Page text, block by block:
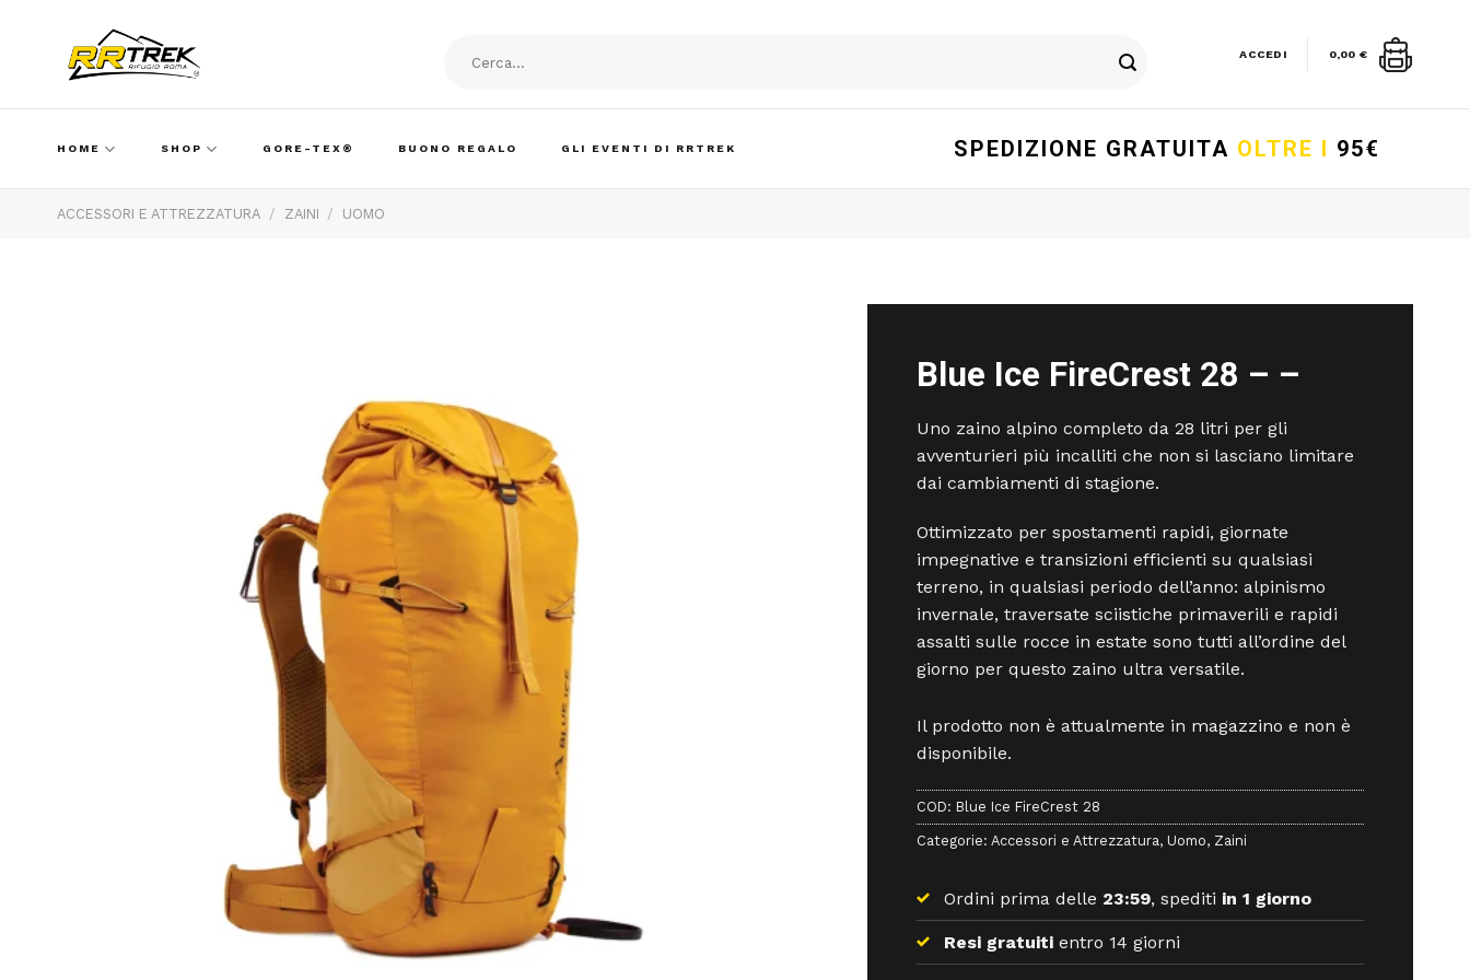
ACCEDI 0,00 €
HOME SHOP GORE-TEX® BUONO REGALO GLI EVENTI DI RRTREK SPEDIZIONE GRATUITA OLTRE I 95€
ACCESSORI E ATTREZZATURA / ZAINI / UOMO
Blue Ice FireCrest 28 – –
Uno zaino alpino completo da 28 litri per gli
avventurieri più incalliti che non si lasciano limitare
dai cambiamenti di stagione.
Ottimizzato per spostamenti rapidi, giornate
impegnative e transizioni efficienti su qualsiasi
terreno, in qualsiasi periodo dell’anno: alpinismo
invernale, traversate sciistiche primaverili e rapidi
assalti sulle rocce in estate sono tutti all’ordine del
giorno per questo zaino ultra versatile.
Il prodotto non è attualmente in magazzino e non è
disponibile.
COD: Blue Ice FireCrest 28
Categorie: Accessori e Attrezzatura, Uomo, Zaini
Ordini prima delle 23:59, spediti in 1 giorno
Resi gratuitientro 14 giorni